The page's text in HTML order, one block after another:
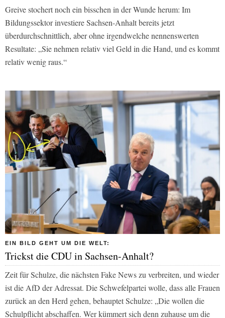
Greive stochert noch ein bisschen in der Wunde herum: Im
Bildungssektor investiere Sachsen-Anhalt bereits jetzt
überdurchschnittlich, aber ohne irgendwelche nennenswerten
Resultate: „Sie nehmen relativ viel Geld in die Hand, und es kommt
relativ wenig raus.“
EIN BILD GEHT UM DIE WELT:
Trickst die CDU in Sachsen-Anhalt?
Zeit für Schulze, die nächsten Fake News zu verbreiten, und wieder
ist die AfD der Adressat. Die Schwefelpartei wolle, dass alle Frauen
zurück an den Herd gehen, behauptet Schulze: „Die wollen die
Schulpflicht abschaffen. Wer kümmert sich denn zuhause um die